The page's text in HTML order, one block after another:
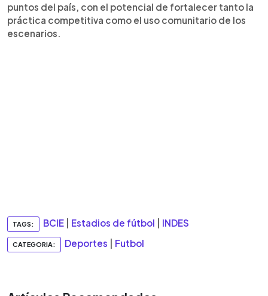
puntos del país, con el potencial de fortalecer tanto la
práctica competitiva como el uso comunitario de los
escenarios.
TAGS: BCIE Estadios de fútbol INDES
CATEGORIA: Deportes Futbol